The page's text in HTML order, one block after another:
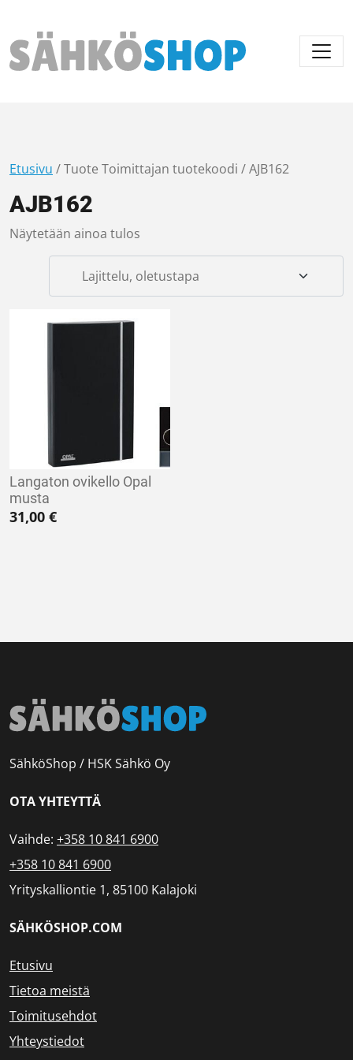
Päävalikko
Etusivu / Tuote Toimittajan tuotekoodi / AJB162
AJB162
Näytetään ainoa tulos
Langaton ovikello Opal
musta
31,00 €
SähköShop / HSK Sähkö Oy
OTA YHTEYTTÄ
Vaihde: +358 10 841 6900
+358 10 841 6900
Yrityskalliontie 1, 85100 Kalajoki
SÄHKÖSHOP.COM
Etusivu
Tietoa meistä
Toimitusehdot
Yhteystiedot